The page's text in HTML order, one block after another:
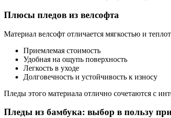
Плюсы пледов из велсофта
Материал велсофт отличается мягкостью и
Приемлемая стоимость
Удобная на ощупь поверхность
Легкость в уходе
Долговечность и устойчивость к износу
Пледы этого материала отлично сочетаются с
Пледы из бамбука: выбор в пользу